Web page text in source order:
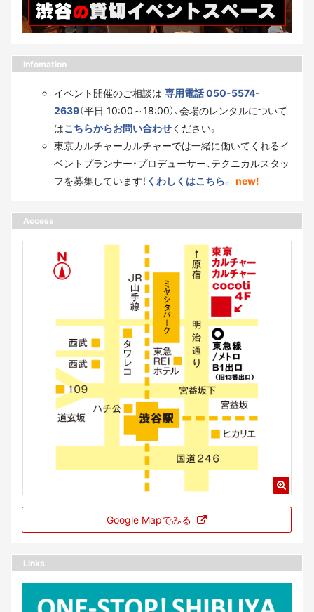
Infomation
イベント開催のご相談は 専用電話 050-5574-
2639（平日 10:00～18:00）、会場のレンタルについて
はこちらからお問い合わせください。
東京カルチャーカルチャーでは一緒に働いてくれるイ
ベントプランナー・プロデューサー、テクニカルスタッ
フを募集しています！ くわしくはこちら。 new!
Access
Google Mapでみる
Links